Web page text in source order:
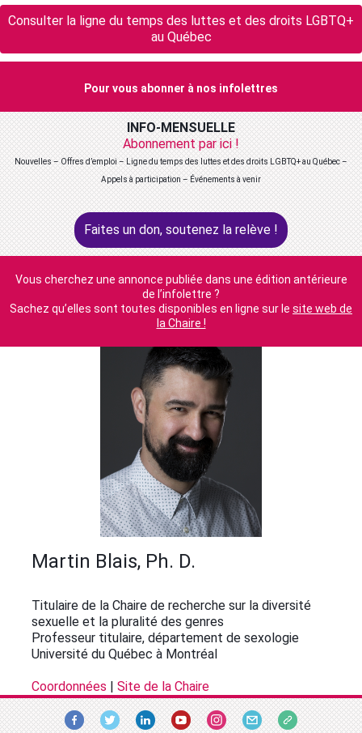
Consulter la ligne du temps des luttes et des droits LGBTQ+
au Québec
Pour vous abonner à nos infolettres
INFO-MENSUELLE
Abonnement par ici !
Nouvelles – Offres d’emploi – Ligne du temps des luttes et des droits LGBTQ+ au Québec –
Appels à participation – Événements à venir
Faites un don, soutenez la relève !
Vous cherchez une annonce publiée dans une édition antérieure
de l’infolettre ?
Sachez qu’elles sont toutes disponibles en ligne sur le site web de
la Chaire !
Martin Blais, Ph. D.
Titulaire de la Chaire de recherche sur la diversité
sexuelle et la pluralité des genres
Professeur titulaire, département de sexologie
Université du Québec à Montréal
Coordonnées Site de la Chaire